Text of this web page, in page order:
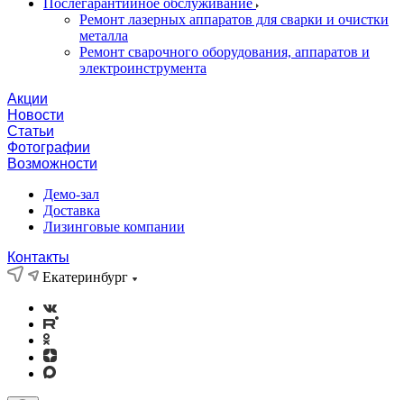
Послегарантийное обслуживание
Ремонт лазерных аппаратов для сварки и очистки
металла
Ремонт сварочного оборудования, аппаратов и
электроинструмента
Акции
Новости
Статьи
Фотографии
Возможности
Демо-зал
Доставка
Лизинговые компании
Контакты
Екатеринбург